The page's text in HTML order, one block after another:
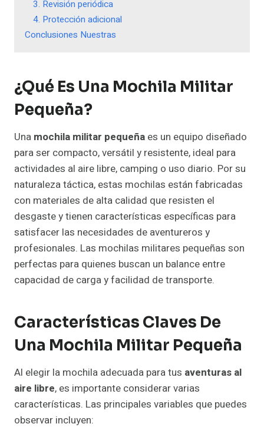
3. Revisión periódica
4. Protección adicional
Conclusiones Nuestras
¿Qué Es Una Mochila Militar
Pequeña?
Una mochila militar pequeña es un equipo diseñado
para ser compacto, versátil y resistente, ideal para
actividades al aire libre, camping o uso diario. Por su
naturaleza táctica, estas mochilas están fabricadas
con materiales de alta calidad que resisten el
desgaste y tienen características específicas para
satisfacer las necesidades de aventureros y
profesionales. Las mochilas militares pequeñas son
perfectas para quienes buscan un balance entre
capacidad de carga y facilidad de transporte.
Características Claves De
Una Mochila Militar Pequeña
Al elegir la mochila adecuada para tus aventuras al
aire libre, es importante considerar varias
características. Las principales variables que puedes
observar incluyen: